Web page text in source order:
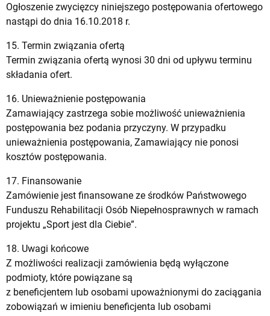
Ogłoszenie zwycięzcy niniejszego postępowania ofertowego
nastąpi do dnia 16.10.2018 r.
15. Termin związania ofertą
Termin związania ofertą wynosi 30 dni od upływu terminu
składania ofert.
16. Unieważnienie postępowania
Zamawiający zastrzega sobie możliwość unieważnienia
postępowania bez podania przyczyny. W przypadku
unieważnienia postępowania, Zamawiający nie ponosi
kosztów postępowania.
17. Finansowanie
Zamówienie jest finansowane ze środków Państwowego
Funduszu Rehabilitacji Osób Niepełnosprawnych w ramach
projektu „Sport jest dla Ciebie”.
18. Uwagi końcowe
Z możliwości realizacji zamówienia będą wyłączone
podmioty, które powiązane są
z beneficjentem lub osobami upoważnionymi do zaciągania
zobowiązań w imieniu beneficjenta lub osobami